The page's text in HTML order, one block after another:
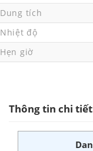
Dung tích
Nhiệt độ
Hẹn giờ
Thông tin chi